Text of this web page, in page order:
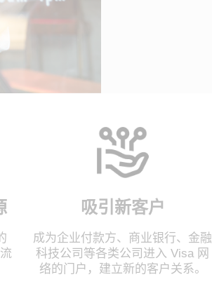
吸引新客户
成为企业付款方、商业银行、金融
科技公司等各类公司进入 Visa 网
络的门户，建立新的客户关系。